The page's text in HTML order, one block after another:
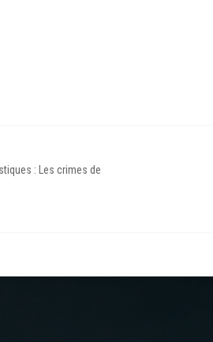
: Les crimes de